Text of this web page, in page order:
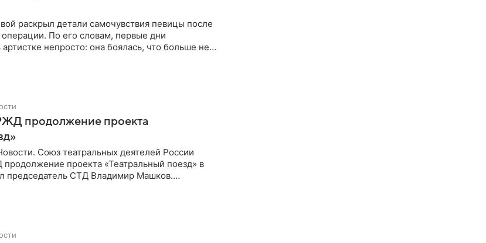
раскрыл детали самочувствия певицы после
По его словам, первые дни
непросто: она боялась, что больше не
продолжение проекта
Союз театральных деятелей России
проекта «Театральный поезд» в
председатель СТД Владимир Машков.